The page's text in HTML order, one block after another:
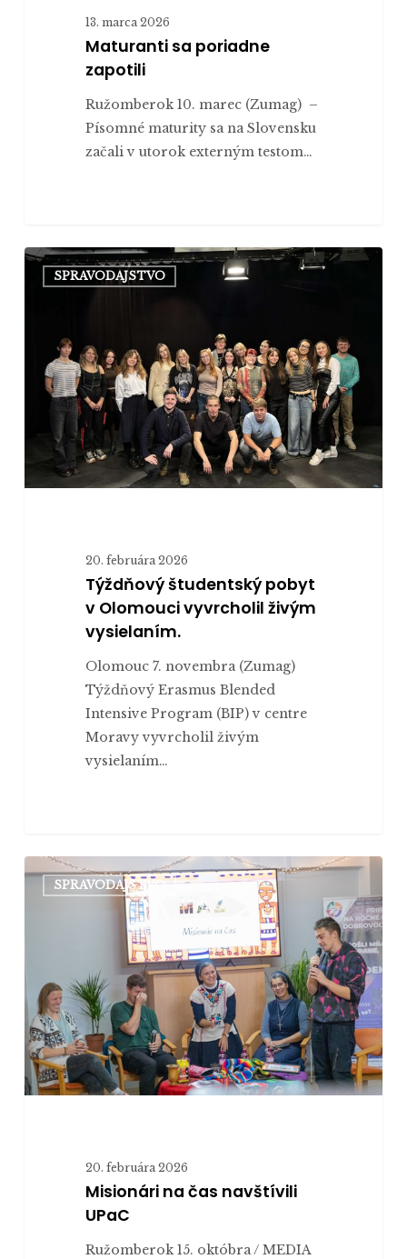
13. marca 2026
Maturanti sa poriadne
zapotili
Ružomberok 10. marec (Zumag) –
Písomné maturity sa na Slovensku
začali v utorok externým testom…
Týždňový
študentský
vyvrcholil
živým
vysielaním.
SPRAVODAJSTVO
20. februára 2026
Týždňový študentský pobyt
v Olomouci vyvrcholil živým
vysielaním.
Olomouc 7. novembra (Zumag)
Týždňový Erasmus Blended
Intensive Program (BIP) v centre
Moravy vyvrcholil živým
vysielaním…
Misionári
SPRAVODAJSTVO
20. februára 2026
Misionári na čas navštívili
UPaC
Ružomberok 15. októbra / MEDIA